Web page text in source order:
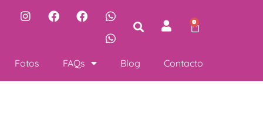
0
Fotos FAQs Blog Contacto